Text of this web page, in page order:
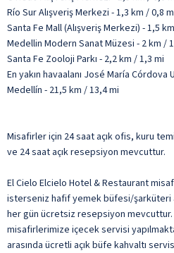
Río Sur Alışveriş Merkezi - 1,3 km / 0,8
Santa Fe Mall (Alışveriş Merkezi) - 1,5
Medellin Modern Sanat Müzesi - 2 km /
Santa Fe Zooloji Parkı - 2,2 km / 1,3 mi
En yakın havaalanı José María Córdova
Medellín - 21,5 km / 13,4 mi
Misafirler için 24 saat açık ofis, kuru
ve 24 saat açık resepsiyon mevcuttur.
El Cielo Elcielo Hotel & Restaurant
isterseniz hafif yemek büfesi/şarküteri
her gün ücretsiz resepsiyon
misafirlerimize içecek servisi
arasında ücretli açık büfe kahvaltı